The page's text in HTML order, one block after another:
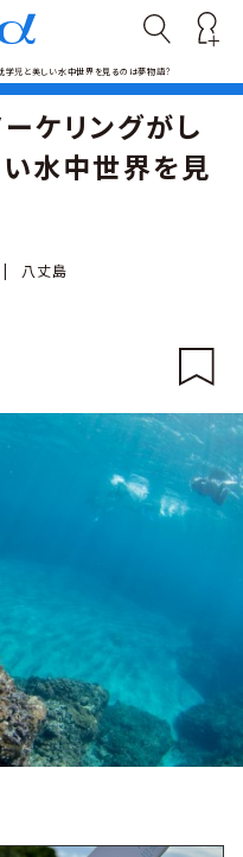
学児と美しい水中世界を見るのは夢物語？
ケリングがし
水中世界を見
| 八丈島